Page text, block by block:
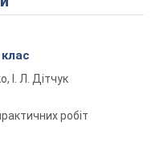
І. Л. Дітчук
робіт